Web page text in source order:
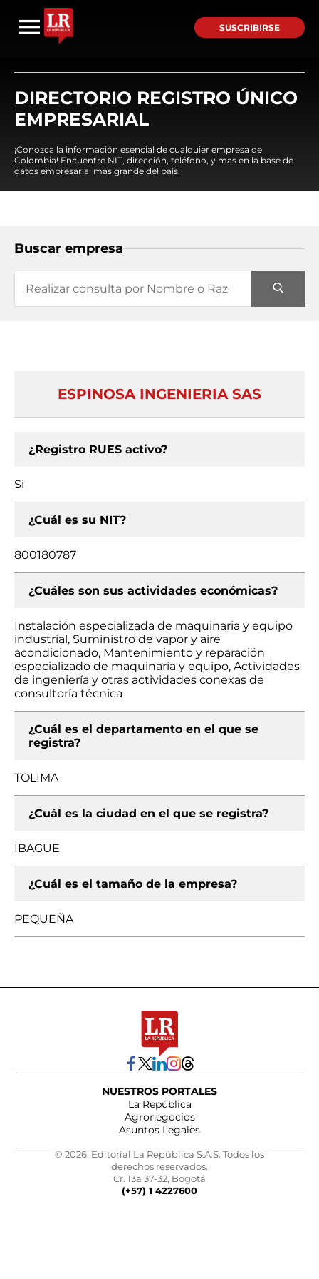
SUSCRIBIRSE
DIRECTORIO REGISTRO ÚNICO
EMPRESARIAL
¡Conozca la información esencial de cualquier empresa de
Colombia! Encuentre NIT, dirección, teléfono, y mas en la base de
datos empresarial mas grande del país.
Buscar empresa
ESPINOSA INGENIERIA SAS
¿Registro RUES activo?
Si
¿Cuál es su NIT?
800180787
¿Cuáles son sus actividades económicas?
Instalación especializada de maquinaria y equipo
industrial, Suministro de vapor y aire
acondicionado, Mantenimiento y reparación
especializado de maquinaria y equipo, Actividades
de ingeniería y otras actividades conexas de
consultoría técnica
¿Cuál es el departamento en el que se
registra?
TOLIMA
¿Cuál es la ciudad en el que se registra?
IBAGUE
¿Cuál es el tamaño de la empresa?
PEQUEÑA
NUESTROS PORTALES
La República
Agronegocios
Asuntos Legales
© 2026, Editorial La República S.A.S. Todos los
derechos reservados.
Cr. 13a 37-32, Bogotá
(+57) 1 4227600